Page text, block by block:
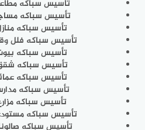
تأسيس سباكه
تأسيس سباكه
تأسيس سباكه
تأسيس سباكه فلل
تأسيس سباكه
تأسيس سباكه شقق
تأسيس سباكه
تأسيس سباكه
تأسيس سباكه
تأسيس سباكه
تأسيس سباكه